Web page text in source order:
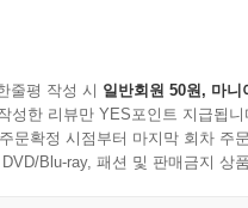
줄평 작성 시 일반회원 50원, 마니
성한 리뷰만 YES포인트 지급됩니
문확정 시점부터 마지막 회차 주
Blu-ray, 패션 및 판매금지 상